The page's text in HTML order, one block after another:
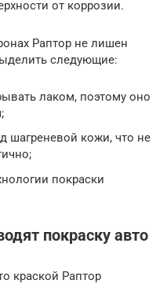
от коррозии.
Раптор не лишен
следующие:
лаком, поэтому оно
шагреневой кожи, что не
покраски
покраску авто
краской Раптор